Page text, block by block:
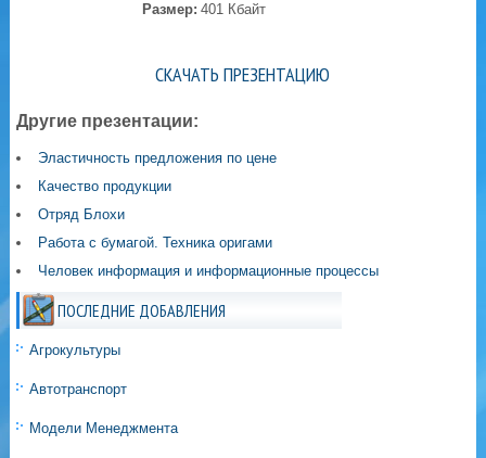
Размер: 401 Кбайт
СКАЧАТЬ ПРЕЗЕНТАЦИЮ
Другие презентации:
Эластичность предложения по цене
Качество продукции
Отряд Блохи
Работа с бумагой. Техника оригами
Человек информация и информационные процессы
ПОСЛЕДНИЕ ДОБАВЛЕНИЯ
Агрокультуры
Автотранспорт
Модели Менеджмента